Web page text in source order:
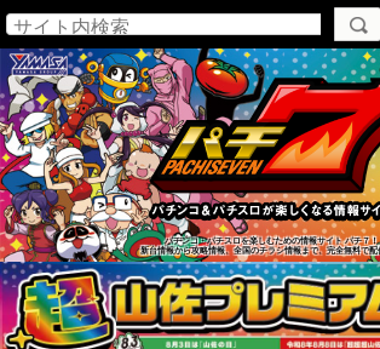
パチンコ・パチスロを楽しむための情報サイト パチ７！
新台情報から攻略情報、全国のチラシ情報まで、完全無料で配